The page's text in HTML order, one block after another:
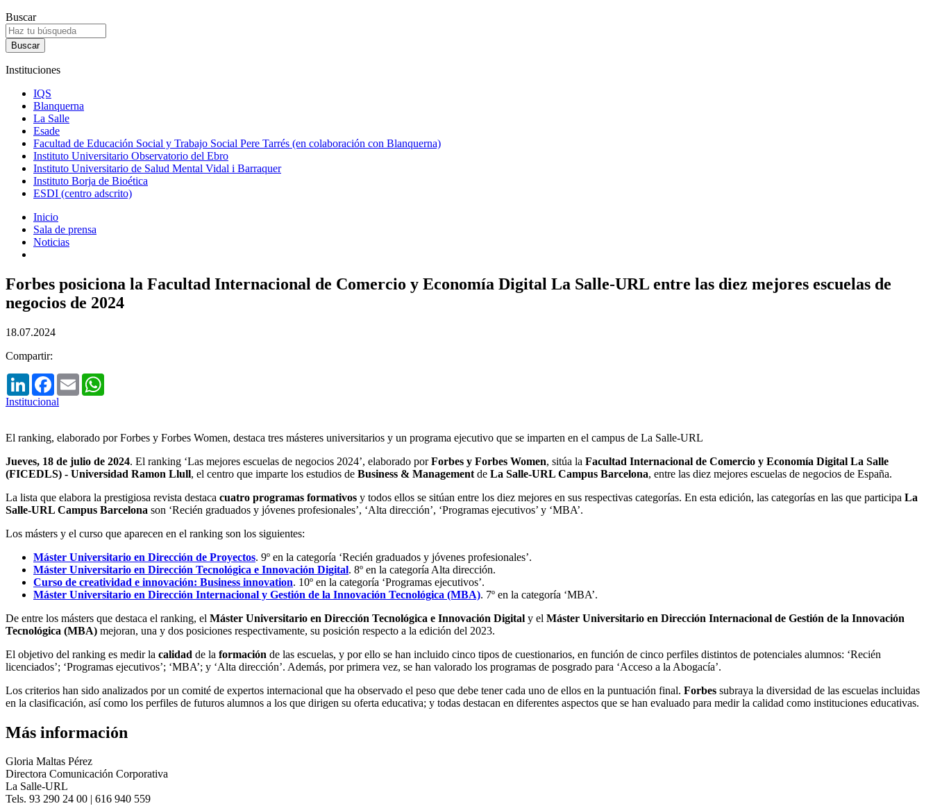
Buscar
Instituciones
IQS
Blanquerna
La Salle
Esade
Facultad de Educación Social y Trabajo Social Pere Tarrés (en colaboración con Blanquerna)
Instituto Universitario Observatorio del Ebro
Instituto Universitario de Salud Mental Vidal i Barraquer
Instituto Borja de Bioética
ESDI (centro adscrito)
Inicio
Sala de prensa
Noticias
Forbes posiciona la Facultad Internacional de Comercio y Economía Digital La Salle-URL entre las diez mejores escuelas de
negocios de 2024
18.07.2024
Compartir:
LinkedInFacebook
Email
Institucional
El ranking, elaborado por Forbes y Forbes Women, destaca tres másteres universitarios y un programa ejecutivo que se imparten en el campus de La Salle-URL
Jueves, 18 de julio de 2024. El ranking ‘Las mejores escuelas de negocios 2024’, elaborado porForbes y Forbes Women, sitúa la Facultad Internacional de Comercio y Economía Digital La Salle
(FICEDLS) - Universidad Ramon Llull, el centro que imparte los estudios de Business & Management de La Salle-URL Campus Barcelona, entre las diez mejores escuelas de negocios de España.
La lista que elabora la prestigiosa revista destaca cuatro programas formativos y todos ellos se sitúan entre los diez mejores en sus respectivas categorías. En esta edición, las categorías en las que participa La
Salle-URL Campus Barcelona son ‘Recién graduados y jóvenes profesionales’, ‘Alta dirección’, ‘Programas ejecutivos’ y ‘MBA’.
Los másters y el curso que aparecen en el ranking son los siguientes:
Máster Universitario en Dirección de Proyectos. 9º en la categoría ‘Recién graduados y jóvenes profesionales’.
Máster Universitario en Dirección Tecnológica e Innovación Digital. 8º en la categoría Alta dirección.
Curso de creatividad e innovación: Business innovation. 10º en la categoría ‘Programas ejecutivos’.
Máster Universitario en Dirección Internacional y Gestión de la Innovación Tecnológica (MBA). 7º en la categoría ‘MBA’.
De entre los másters que destaca el ranking, el Máster Universitario en Dirección Tecnológica e Innovación Digital y el Máster Universitario en Dirección Internacional de Gestión de la Innovación
Tecnológica (MBA) mejoran, una y dos posiciones respectivamente, su posición respecto a la edición del 2023.
El objetivo del ranking es medir la calidad de la formación de las escuelas, y por ello se han incluido cinco tipos de cuestionarios, en función de cinco perfiles distintos de potenciales alumnos: ‘Recién
licenciados’; ‘Programas ejecutivos’; ‘MBA’; y ‘Alta dirección’. Además, por primera vez, se han valorado los programas de posgrado para ‘Acceso a la Abogacía’.
Los criterios han sido analizados por un comité de expertos internacional que ha observado el peso que debe tener cada uno de ellos en la puntuación final. Forbes subraya la diversidad de las escuelas incluidas
en la clasificación, así como los perfiles de futuros alumnos a los que dirigen su oferta educativa; y todas destacan en diferentes aspectos que se han evaluado para medir la calidad como instituciones educativas.
Más información
Gloria Maltas Pérez
Directora Comunicación Corporativa
La Salle-URL
Tels. 93 290 24 00 | 616 940 559